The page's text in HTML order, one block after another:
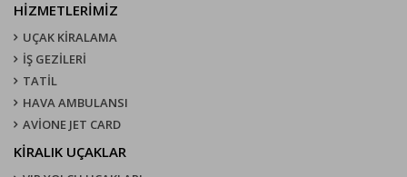
HİZMETLERİMİZ
UÇAK KIRALAMA
İŞ GEZİLERİ
TATİL
HAVA AMBULANSI
AVİONE JET CARD
KIRALIK UÇAKLAR